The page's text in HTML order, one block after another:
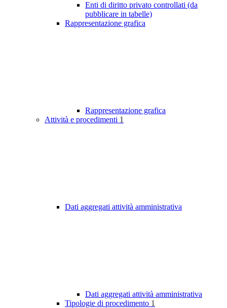
Enti di diritto privato controllati (da
pubblicare in tabelle)
Rappresentazione grafica
Rappresentazione grafica
Attività e procedimenti 1
Dati aggregati attività amministrativa
Dati aggregati attività amministrativa
Tipologie di procedimento 1